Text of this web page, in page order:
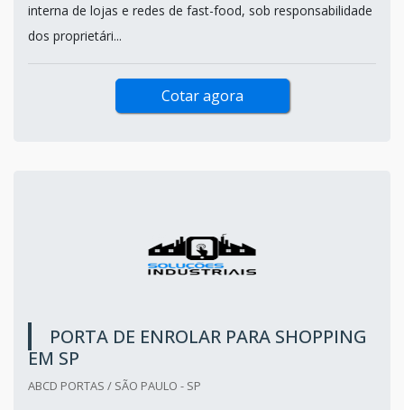
interna de lojas e redes de fast-food, sob responsabilidade
dos proprietári...
Cotar agora
PORTA DE ENROLAR PARA SHOPPING
EM SP
ABCD PORTAS / SÃO PAULO - SP